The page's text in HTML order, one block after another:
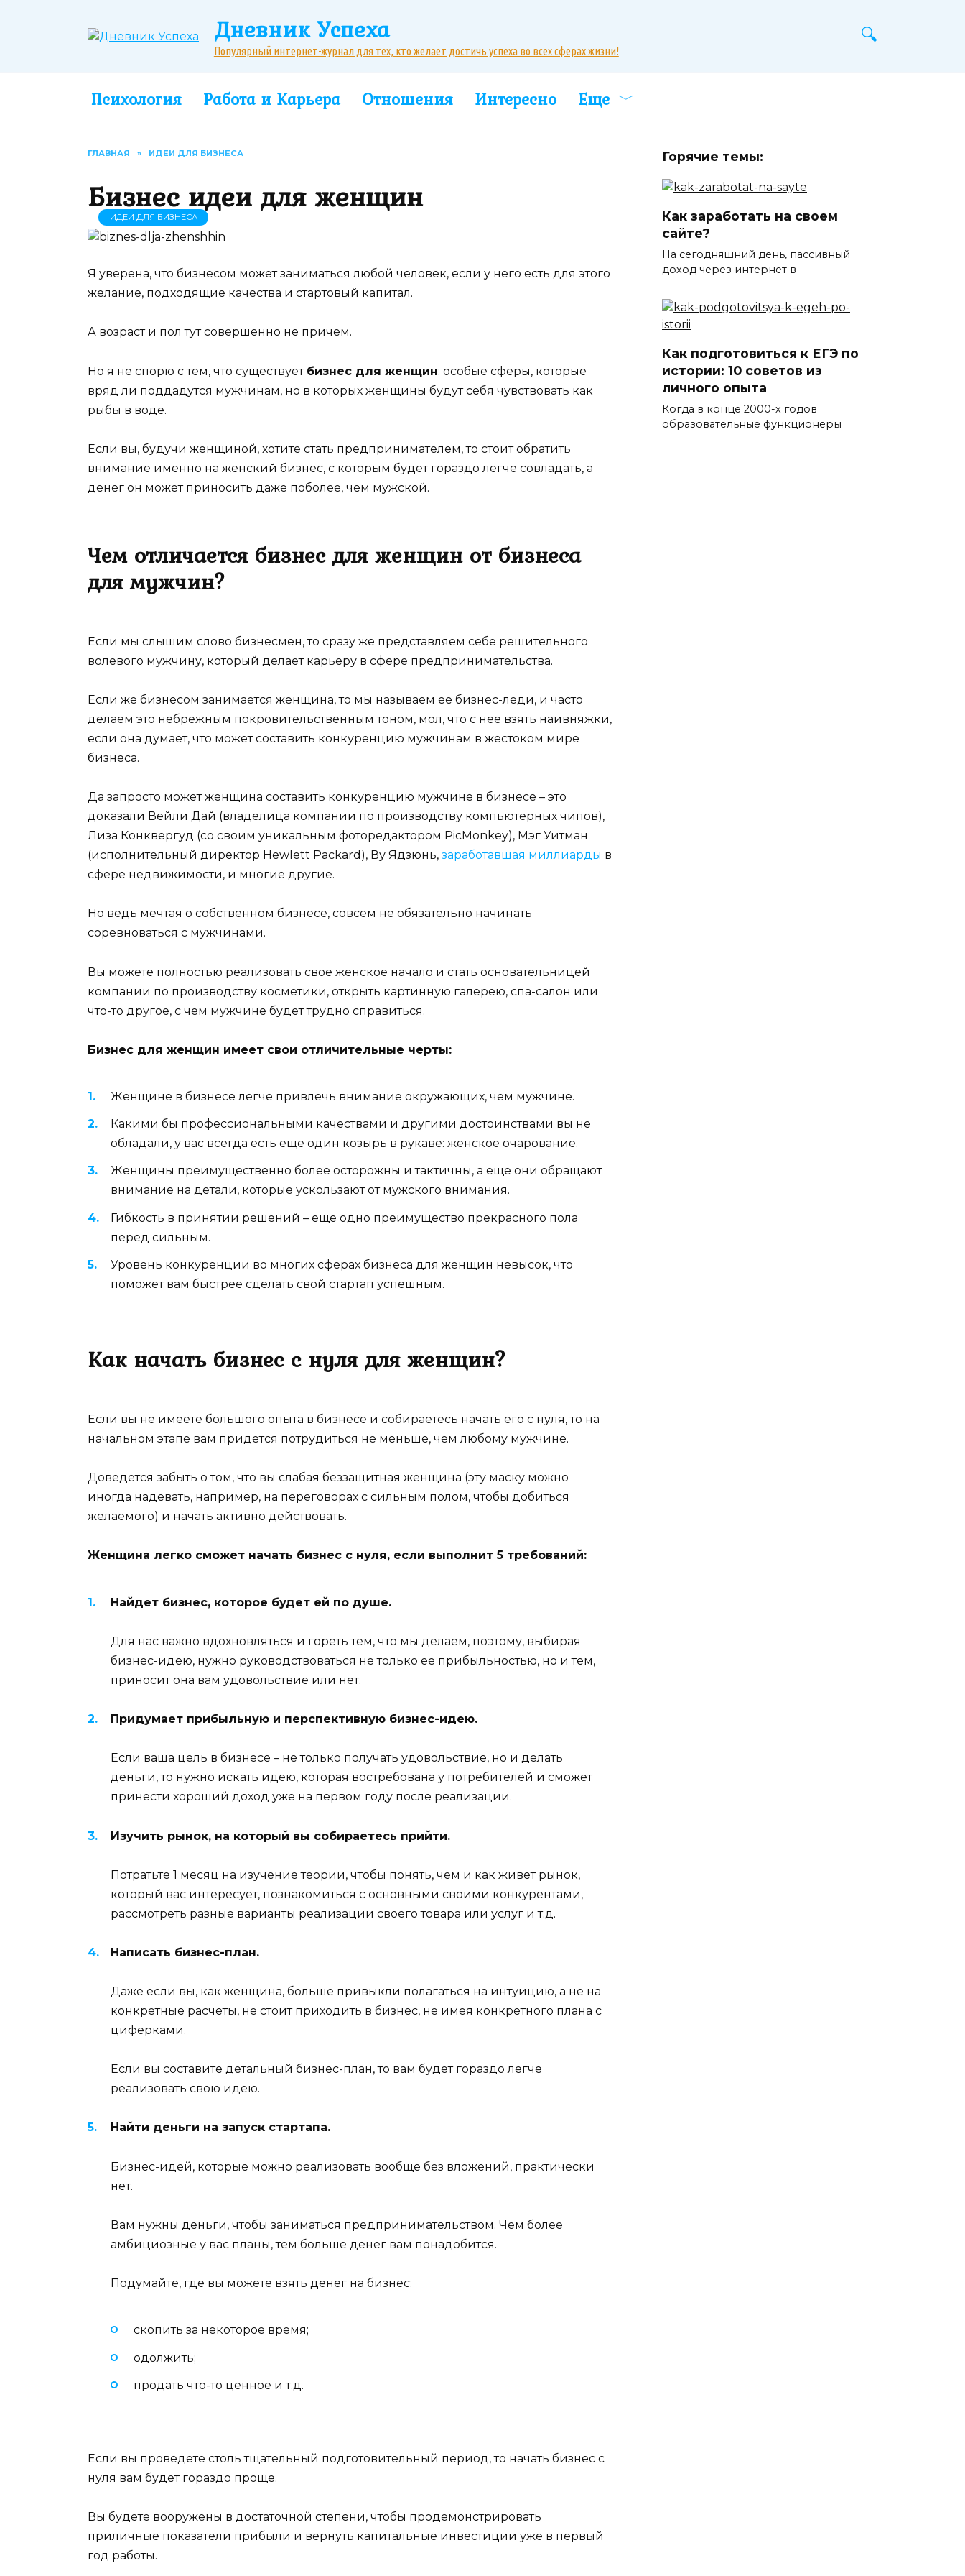
Дневник Успеха
Популярный интернет-журнал для тех, кто желает достичь успеха во всех сферах жизни!
Психология Работа и Карьера Отношения Интересно Еще
ГЛАВНАЯ » ИДЕИ ДЛЯ БИЗНЕСА
Бизнес идеи для женщин
ИДЕИ ДЛЯ БИЗНЕСА
Я уверена, что бизнесом может заниматься любой человек, если у него есть для этого
желание, подходящие качества и стартовый капитал.
А возраст и пол тут совершенно не причем.
Но я не спорю с тем, что существует бизнес для женщин: особые сферы, которые
вряд ли поддадутся мужчинам, но в которых женщины будут себя чувствовать как
рыбы в воде.
Если вы, будучи женщиной, хотите стать предпринимателем, то стоит обратить
внимание именно на женский бизнес, с которым будет гораздо легче совладать, а
денег он может приносить даже поболее, чем мужской.
Чем отличается бизнес для женщин от бизнеса
для мужчин?
Если мы слышим слово бизнесмен, то сразу же представляем себе решительного
волевого мужчину, который делает карьеру в сфере предпринимательства.
Если же бизнесом занимается женщина, то мы называем ее бизнес-леди, и часто
делаем это небрежным покровительственным тоном, мол, что с нее взять наивняжки,
если она думает, что может составить конкуренцию мужчинам в жестоком мире
бизнеса.
Да запросто может женщина составить конкуренцию мужчине в бизнесе – это
доказали Вейли Дай (владелица компании по производству компьютерных чипов),
Лиза Конквергуд (со своим уникальным фоторедактором PicMonkey), Мэг Уитман
(исполнительный директор Hewlett Packard), Ву Ядзюнь, заработавшая миллиарды в
сфере недвижимости, и многие другие.
Но ведь мечтая о собственном бизнесе, совсем не обязательно начинать
соревноваться с мужчинами.
Вы можете полностью реализовать свое женское начало и стать основательницей
компании по производству косметики, открыть картинную галерею, спа-салон или
что-то другое, с чем мужчине будет трудно справиться.
Бизнес для женщин имеет свои отличительные черты:
Женщине в бизнесе легче привлечь внимание окружающих, чем мужчине.
Какими бы профессиональными качествами и другими достоинствами вы не
обладали, у вас всегда есть еще один козырь в рукаве: женское очарование.
Женщины преимущественно более осторожны и тактичны, а еще они обращают
внимание на детали, которые ускользают от мужского внимания.
Гибкость в принятии решений – еще одно преимущество прекрасного пола
перед сильным.
Уровень конкуренции во многих сферах бизнеса для женщин невысок, что
поможет вам быстрее сделать свой стартап успешным.
Как начать бизнес с нуля для женщин?
Если вы не имеете большого опыта в бизнесе и собираетесь начать его с нуля, то на
начальном этапе вам придется потрудиться не меньше, чем любому мужчине.
Доведется забыть о том, что вы слабая беззащитная женщина (эту маску можно
иногда надевать, например, на переговорах с сильным полом, чтобы добиться
желаемого) и начать активно действовать.
Женщина легко сможет начать бизнес с нуля, если выполнит 5 требований:
Найдет бизнес, которое будет ей по душе.
Для нас важно вдохновляться и гореть тем, что мы делаем, поэтому, выбирая
бизнес-идею, нужно руководствоваться не только ее прибыльностью, но и тем,
приносит она вам удовольствие или нет.
Придумает прибыльную и перспективную бизнес-идею.
Если ваша цель в бизнесе – не только получать удовольствие, но и делать
деньги, то нужно искать идею, которая востребована у потребителей и сможет
принести хороший доход уже на первом году после реализации.
Изучить рынок, на который вы собираетесь прийти.
Потратьте 1 месяц на изучение теории, чтобы понять, чем и как живет рынок,
который вас интересует, познакомиться с основными своими конкурентами,
рассмотреть разные варианты реализации своего товара или услуг и т.д.
Написать бизнес-план.
Даже если вы, как женщина, больше привыкли полагаться на интуицию, а не на
конкретные расчеты, не стоит приходить в бизнес, не имея конкретного плана с
циферками.
Если вы составите детальный бизнес-план, то вам будет гораздо легче
реализовать свою идею.
Найти деньги на запуск стартапа.
Бизнес-идей, которые можно реализовать вообще без вложений, практически
нет.
Вам нужны деньги, чтобы заниматься предпринимательством. Чем более
амбициозные у вас планы, тем больше денег вам понадобится.
Подумайте, где вы можете взять денег на бизнес:
скопить за некоторое время;
одолжить;
продать что-то ценное и т.д.
Если вы проведете столь тщательный подготовительный период, то начать бизнес с
нуля вам будет гораздо проще.
Вы будете вооружены в достаточной степени, чтобы продемонстрировать
приличные показатели прибыли и вернуть капитальные инвестиции уже в первый
год работы.
Горячие темы:
Как заработать на своем
сайте?
На сегодняшний день, пассивный
доход через интернет в
Как подготовиться к ЕГЭ по
истории: 10 советов из
личного опыта
Когда в конце 2000-х годов
образовательные функционеры